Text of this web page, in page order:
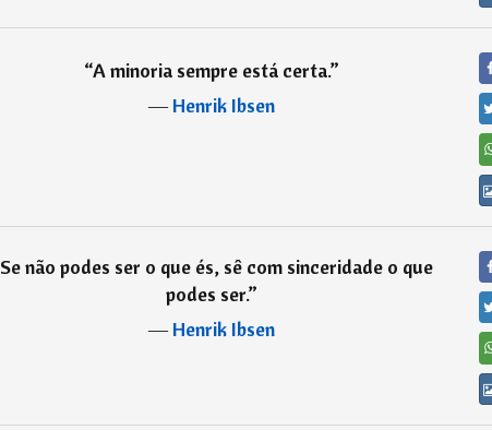
“A minoria sempre está certa.”
―Henrik Ibsen
Se não podes ser o que és, sê com sinceridade o que
podes ser.”
―Henrik Ibsen